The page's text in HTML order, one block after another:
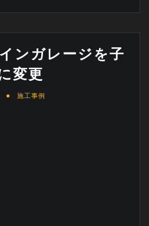
ンガレージを子
変更